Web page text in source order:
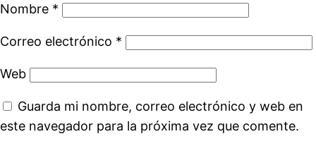
Nombre *
Correo electrónico *
Web
Guarda mi nombre, correo electrónico y web en
este navegador para la próxima vez que comente.